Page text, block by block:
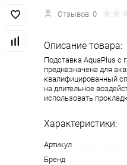
Отзывов: 0
Описание товара:
Подставка AquaPlus
предназначена для
квалифицированный
на длительное
использовать
Характеристики:
Артикул
Бренд